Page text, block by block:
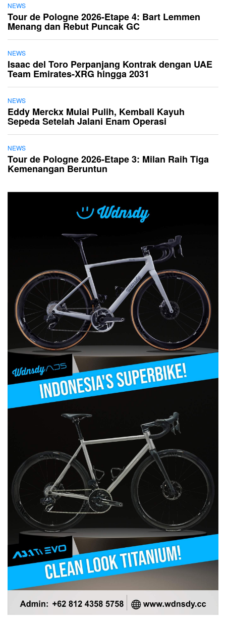
NEWS
Tour de Pologne 2026-Etape 4: Bart Lemmen
Menang dan Rebut Puncak GC
NEWS
Isaac del Toro Perpanjang Kontrak dengan UAE
Team Emirates-XRG hingga 2031
NEWS
Eddy Merckx Mulai Pulih, Kembali Kayuh
Sepeda Setelah Jalani Enam Operasi
NEWS
Tour de Pologne 2026-Etape 3: Milan Raih Tiga
Kemenangan Beruntun